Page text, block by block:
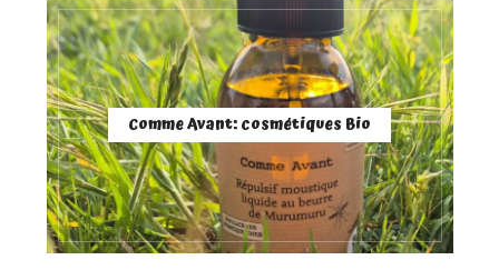
Comme Avant: cosmétiques Bio